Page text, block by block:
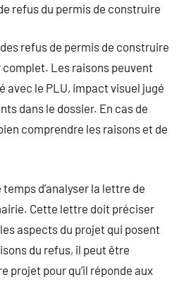
refus du permis de construire
des refus de permis de construire
complet. Les raisons peuvent
le PLU, impact visuel jugé
dans le dossier. En cas de
comprendre les raisons et de
temps d’analyser la lettre de
Cette lettre doit préciser
aspects du projet qui posent
du refus, il peut être
projet pour qu’il réponde aux